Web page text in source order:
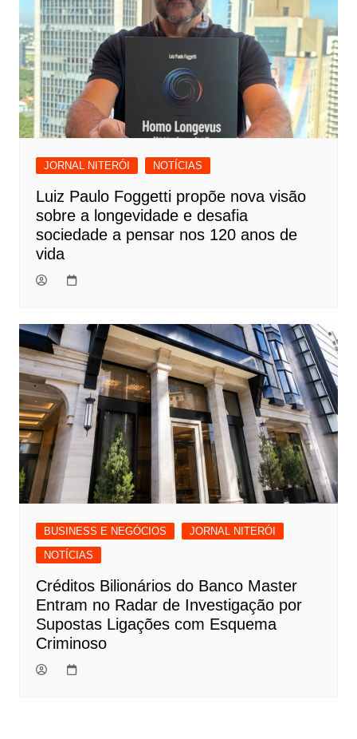
JORNAL NITERÓI NOTÍCIAS
Luiz Paulo Foggetti propõe nova visão
sobre a longevidade e desafia
sociedade a pensar nos 120 anos de
vida
BUSINESS E NEGÓCIOS
JORNAL NITERÓI
NOTÍCIAS
Créditos Bilionários do Banco Master
Entram no Radar de Investigação por
Supostas Ligações com Esquema
Criminoso